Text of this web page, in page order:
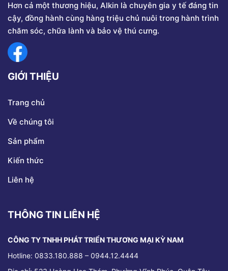
Hơn cả một thương hiệu, Alkin là chuyên gia y tế đáng tin
cậy, đồng hành cùng hàng triệu chủ nuôi trong hành trình
chăm sóc, chữa lành và bảo vệ thú cưng.
GIỚI THIỆU
Trang chủ
Về chúng tôi
Sản phẩm
Kiến thức
Liên hệ
THÔNG TIN LIÊN HỆ
CÔNG TY TNHH PHÁT TRIỂN THƯƠNG MẠI KỲ NAM
Hotline: 0833.180.888 – 0944.12.4444